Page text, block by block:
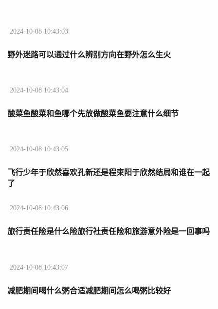
2024-10-08 10:43:03
野外迷路可以通过什么辨别方向在野外怎么生火
2024-10-08 10:43:04
酸菜鱼酸菜和鱼哪个先放做酸菜鱼要注意什么细节
2024-10-08 10:43:05
飞行少年于欣然喜欢孔新还是程束阳于欣然结局和谁在一起
了
2024-10-08 10:43:06
旅行责任险是什么险旅行社责任险和旅游意外险是一回事吗
2024-10-08 10:43:07
减肥期间喝什么粥合适减肥期间怎么喝粥比较好